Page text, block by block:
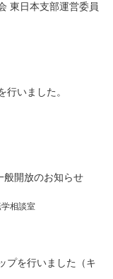
東日本支部運営委員
行いました。
般開放のお知らせ
相談室
プを行いました（キ